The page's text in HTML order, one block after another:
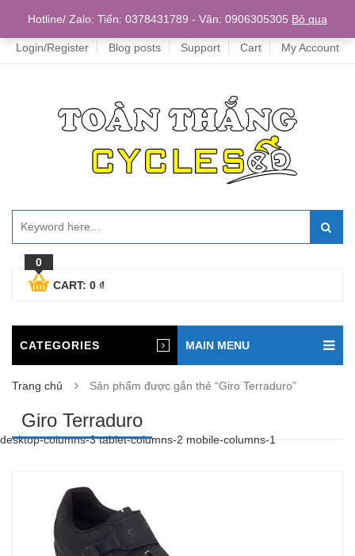
Home
Login/Register Blog posts Support Cart My Account
0
CART: 0 ₫
CATEGORIES MAIN MENU
Trang chủ Sản phẩm được gắn thẻ “Giro Terraduro”
Giro Terraduro
desktop-columns-3 tablet-columns-2 mobile-columns-1
Hotline/ Zalo: Tiến: 0378431789 - Vân: 0906305305 Bỏ qua